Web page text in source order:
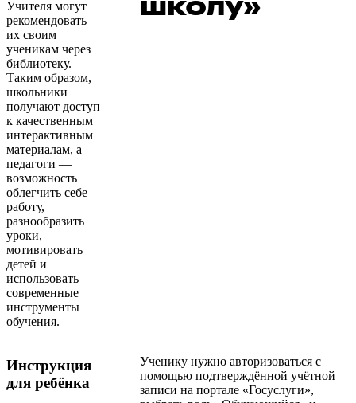
Учителя могут
рекомендовать
их своим
ученикам через
библиотеку.
Таким образом,
школьники
получают доступ
к качественным
интерактивным
материалам, а
педагоги —
возможность
облегчить себе
работу,
разнообразить
уроки,
мотивировать
детей и
использовать
современные
инструменты
обучения.
Инструкция
для ребёнка
Ученику нужно авторизоваться с
помощью подтверждённой учётной
записи на портале «Госуслуги»,